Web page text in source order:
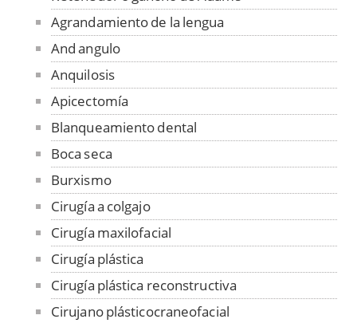
Agrandamiento de la lengua
And angulo
Anquilosis
Apicectomía
Blanqueamiento dental
Boca seca
Burxismo
Cirugía a colgajo
Cirugía maxilofacial
Cirugía plástica
Cirugía plástica reconstructiva
Cirujano plásticocraneofacial